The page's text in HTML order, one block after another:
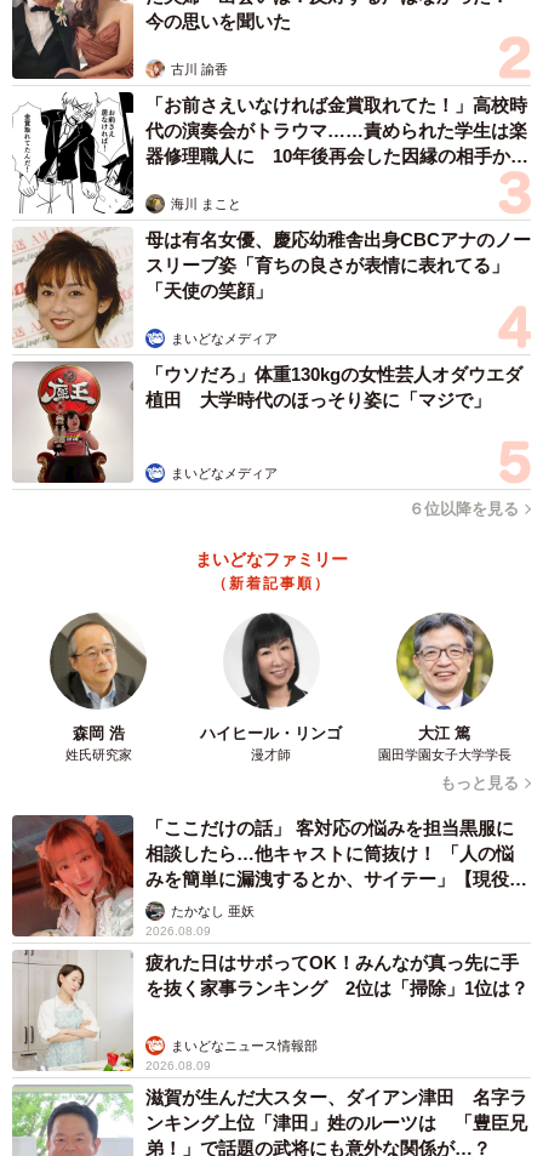
今の思いを聞いた
古川 諭香
「お前さえいなければ金賞取れてた！」高校時
代の演奏会がトラウマ……責められた学生は楽
器修理職人に 10年後再会した因縁の相手から
海川 まこと
母は有名女優、慶応幼稚舎出身CBCアナのノー
スリーブ姿「育ちの良さが表情に表れてる」
「天使の笑顔」
まいどなメディア
「ウソだろ」体重130kgの女性芸人オダウエダ
植田 大学時代のほっそり姿に「マジで」
まいどなメディア
６位以降を見る
まいどなファミリー
（新着記事順）
森岡 浩
姓氏研究家
ハイヒール・リンゴ
漫才師
大江 篤
園田学園女子大学学長
もっと見る
「ここだけの話」 客対応の悩みを担当黒服に
相談したら…他キャストに筒抜け！ 「人の悩
みを簡単に漏洩するとか、サイテー」【現役キ
ャストに取材】
たかなし 亜妖
2026.08.09
疲れた日はサボってOK！みんなが真っ先に手
を抜く家事ランキング 2位は「掃除」1位は？
まいどなニュース情報部
2026.08.09
滋賀が生んだ大スター、ダイアン津田 名字ラ
ンキング上位「津田」姓のルーツは 「豊臣兄
弟！」で話題の武将にも意外な関係が…？